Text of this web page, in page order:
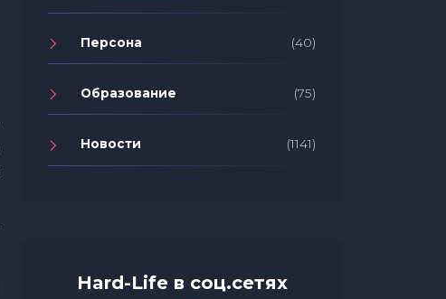
Персона (40)
Образование (75)
Новости (1141)
Hard-Life в соц.сетях